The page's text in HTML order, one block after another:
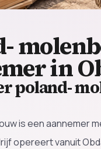
in
poland-
is een aannemer
opereert vanuit